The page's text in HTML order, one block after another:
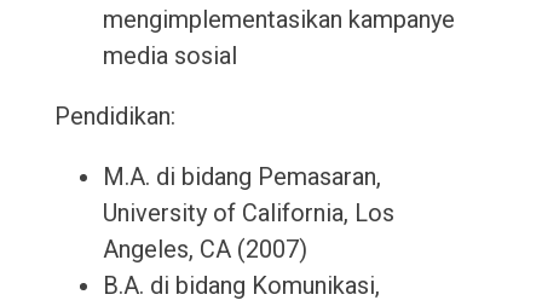
mengimplementasikan kampanye
media sosial
Pendidikan:
M.A. di bidang Pemasaran,
University of California, Los
Angeles, CA (2007)
B.A. di bidang Komunikasi,